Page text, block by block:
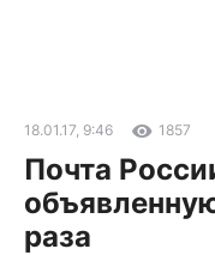
18.01.17, 9:46 1857
Почта
раза